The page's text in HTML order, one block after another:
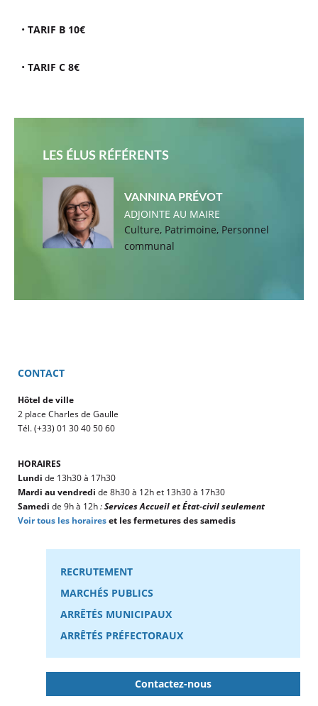
• TARIF B 10€
• TARIF C 8€
LES ÉLUS RÉFÉRENTS
VANNINA PRÉVOT
ADJOINTE AU MAIRE
Culture, Patrimoine, Personnel
communal
CONTACT
Hôtel de ville
2 place Charles de Gaulle
Tél. (+33) 01 30 40 50 60
HORAIRES
Lundi de 13h30 à 17h30
Mardi au vendredi de 8h30 à 12h et 13h30 à 17h30
Samedi de 9h à 12h:Services Accueil et État-civil seulement
Voir tous les horaireset les fermetures des samedis
RECRUTEMENT
MARCHÉS PUBLICS
ARRÊTÉS MUNICIPAUX
ARRÊTÉS PRÉFECTORAUX
Contactez-nous